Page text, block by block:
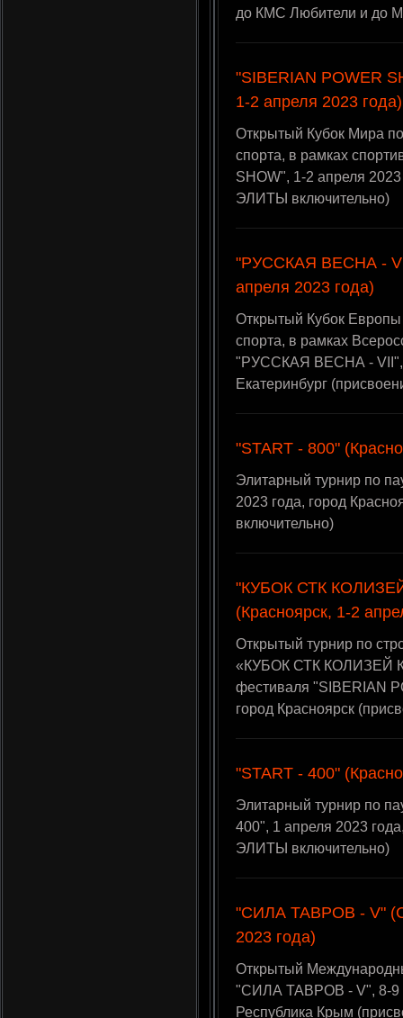
до КМС Любители и до
"SIBERIAN POWER
1-2 апреля 2023 года)
Открытый Кубок Мира
спорта, в рамках
SHOW", 1-2 апреля
ЭЛИТЫ включительно)
"РУССКАЯ ВЕСНА -
апреля 2023 года)
Открытый Кубок
спорта, в рамках
"РУССКАЯ ВЕСНА - VII",
Екатеринбург
"START - 800"
Элитарный турнир по
2023 года, город
включительно)
"КУБОК СТК
(Красноярск, 1-2
Открытый турнир по
«КУБОК СТК КОЛИЗЕЙ
фестиваля "SIBERIAN
город Красноярск
"START - 400"
Элитарный турнир по
400", 1 апреля 2023
ЭЛИТЫ включительно)
"СИЛА ТАВРОВ - V"
2023 года)
Открытый
"СИЛА ТАВРОВ - V", 8-9
Республика Крым